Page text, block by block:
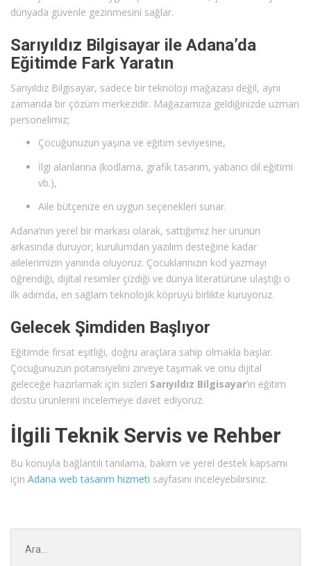
dünyada güvenle gezinmesini sağlar.
Sarıyıldız Bilgisayar ile Adana’da
Eğitimde Fark Yaratın
Sarıyıldız Bilgisayar, sadece bir teknoloji mağazası değil, aynı
zamanda bir çözüm merkezidir. Mağazamıza geldiğinizde uzman
personelimiz;
Çocuğunuzun yaşına ve eğitim seviyesine,
İlgi alanlarına (kodlama, grafik tasarım, yabancı dil eğitimi
vb.),
Aile bütçenize en uygun seçenekleri sunar.
Adana’nın yerel bir markası olarak, sattığımız her ürünün
arkasında duruyor, kurulumdan yazılım desteğine kadar
ailelerimizin yanında oluyoruz. Çocuklarınızın kod yazmayı
öğrendiği, dijital resimler çizdiği ve dünya literatürüne ulaştığı o
ilk adımda, en sağlam teknolojik köprüyü birlikte kuruyoruz.
Gelecek Şimdiden Başlıyor
Eğitimde fırsat eşitliği, doğru araçlara sahip olmakla başlar.
Çocuğunuzun potansiyelini zirveye taşımak ve onu dijital
geleceğe hazırlamak için sizleri Sarıyıldız Bilgisayar’ın eğitim
dostu ürünlerini incelemeye davet ediyoruz.
İlgili Teknik Servis ve Rehber
Bu konuyla bağlantılı tanılama, bakım ve yerel destek kapsamı
için Adana web tasarım hizmeti sayfasını inceleyebilirsiniz.
ara: